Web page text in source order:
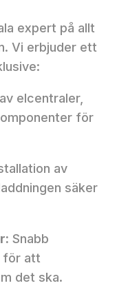
expert på allt
Vi erbjuder ett
elcentraler,
för
av
säker
Snabb
för att
det ska.